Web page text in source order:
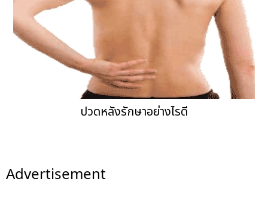
ปวดหลังรักษาอย่างไรดี
Advertisement